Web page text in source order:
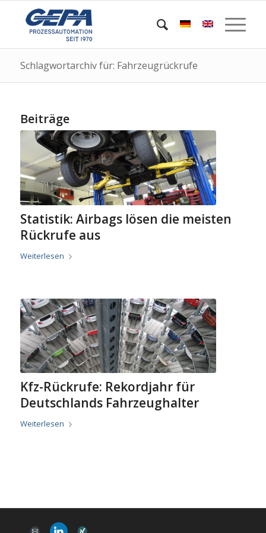
Schlagwortarchiv für: Fahrzeugrückrufe
Beiträge
Statistik: Airbags lösen die meisten
Rückrufe aus
Weiterlesen
Kfz-Rückrufe: Rekordjahr für
Deutschlands Fahrzeughalter
Weiterlesen